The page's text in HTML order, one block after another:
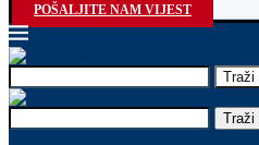
POŠALJITE NAM VIJEST
Traži
Traži